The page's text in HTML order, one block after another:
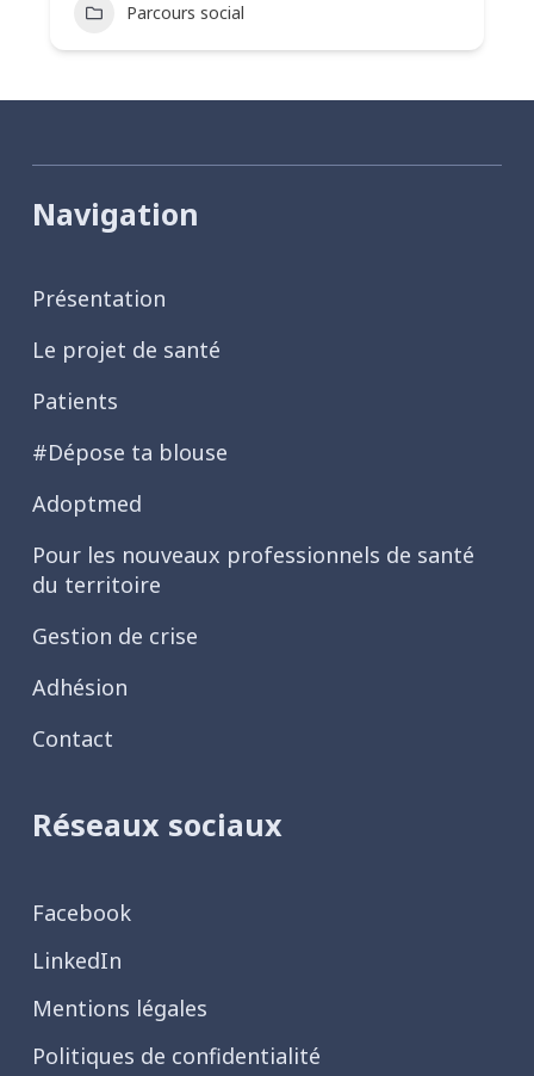
Parcours social
Navigation
Présentation
Le projet de santé
Patients
#Dépose ta blouse
Adoptmed
Pour les nouveaux professionnels de santé
du territoire
Gestion de crise
Adhésion
Contact
Réseaux sociaux
Facebook
LinkedIn
Mentions légales
Politiques de confidentialité